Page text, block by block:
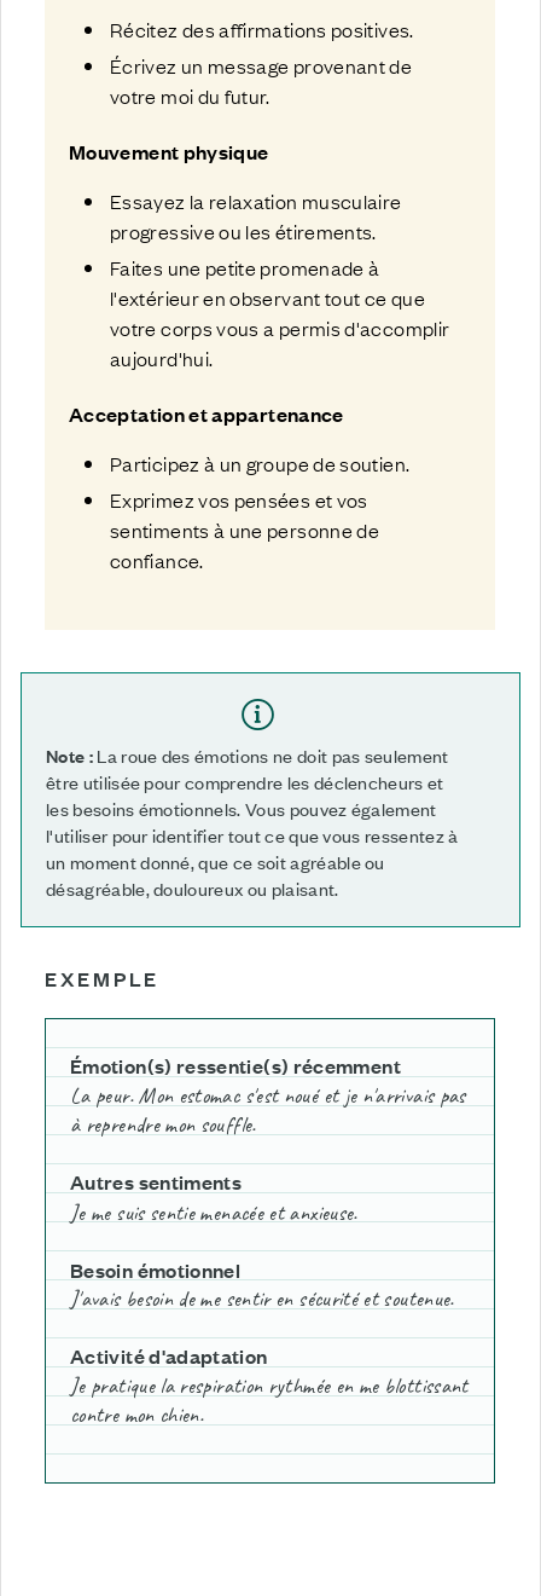
Récitez des affirmations positives.
Écrivez un message provenant de
votre moi du futur.
Mouvement physique
Essayez la relaxation musculaire
progressive ou les étirements.
Faites une petite promenade à
l'extérieur en observant tout ce que
votre corps vous a permis d'accomplir
aujourd'hui.
Acceptation et appartenance
Participez à un groupe de soutien.
Exprimez vos pensées et vos
sentiments à une personne de
confiance.
Note :La roue des émotions ne doit pas seulement
être utilisée pour comprendre les déclencheurs et
les besoins émotionnels. Vous pouvez également
l'utiliser pour identifier tout ce que vous ressentez à
un moment donné, que ce soit agréable ou
désagréable, douloureux ou plaisant.
EXEMPLE
Émotion(s) ressentie(s) récemment
La peur. Mon estomac s'est noué et je n'arrivais pas
à reprendre mon souffle.
Autres sentiments
Je me suis sentie menacée et anxieuse.
Besoin émotionnel
J'avais besoin de me sentir en sécurité et soutenue.
Activité d'adaptation
Je pratique la respiration rythmée en me blottissant
contre mon chien.